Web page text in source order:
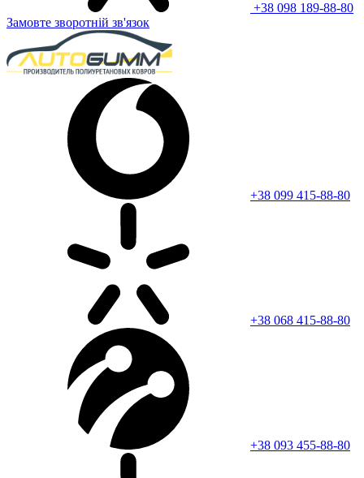
+38 098 189-88-80
Замовте зворотній зв'язок
+38 099 415-88-80
+38 068 415-88-80
+38 093 455-88-80